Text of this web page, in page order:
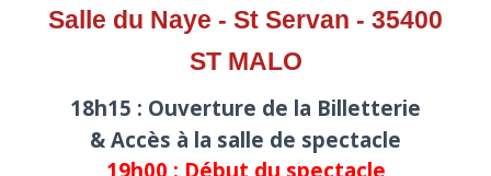
Salle du Naye - St Servan - 35400
ST MALO
18h15 : Ouverture de la Billetterie
& Accès à la salle de spectacle
19h00 : Début du spectacle